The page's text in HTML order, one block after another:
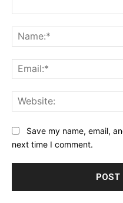
Save my name, email,
next time I comment.